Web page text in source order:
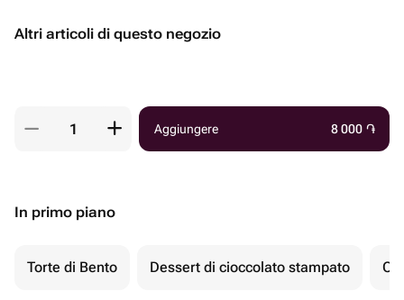
Altri articoli di questo negozio
Aggiungere 8 000 ֏
In primo piano
Torte di Bento Dessert di cioccolato stampato